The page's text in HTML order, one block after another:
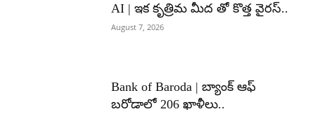
AI | ఇక కృత్రిమ మీద తో కొత్త వైరస్..
August 7, 2026
Bank of Baroda | బ్యాంక్‌ ఆఫ్‌
బరోడాలో 206 ఖాళీలు..